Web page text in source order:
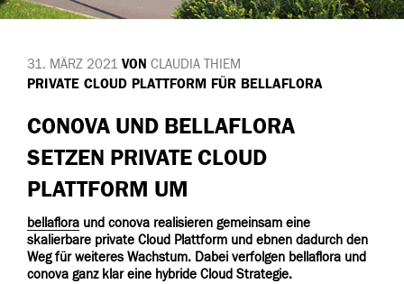
31. MÄRZ 2021 VON CLAUDIA THIEM
VERÖFFENTLICHT
PRIVATE CLOUD PLATTFORM FÜR BELLAFLORA
CONOVA UND BELLAFLORA
SETZEN PRIVATE CLOUD
PLATTFORM UM
bellaflora und conova realisieren gemeinsam eine
skalierbare private Cloud Plattform und ebnen dadurch den
Weg für weiteres Wachstum. Dabei verfolgen bellaflora und
conova ganz klar eine hybride Cloud Strategie.